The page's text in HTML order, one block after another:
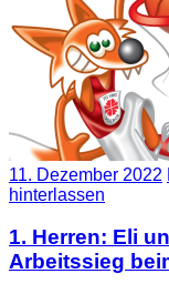
11. Dezember 2022
hinterlassen
1. Herren: Eli
Arbeitssieg